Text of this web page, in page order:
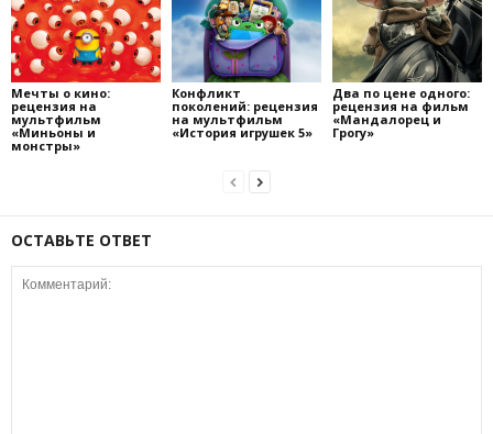
Мечты о кино:
рецензия на
мультфильм
«Миньоны и
монстры»
Конфликт
поколений: рецензия
на мультфильм
«История игрушек 5»
Два по цене одного:
рецензия на фильм
«Мандалорец и
Грогу»
ОСТАВЬТЕ ОТВЕТ